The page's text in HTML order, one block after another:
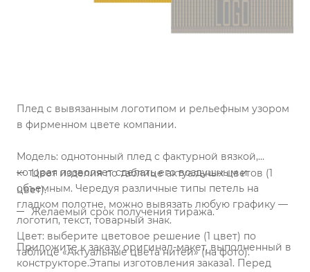
Плед с вывязанным логотипом и рельефным узором
в фирменном цвете компании.
Модель: однотонный плед с фактурной вязкой,
которая позволяет сделать его воздушным и
объемным. Чередуя различные типы петель на
гладком полотне, можно вывязать любую графику —
логотип, текст, товарный знак.
Цвет: выберите цветовое решение (1 цвет) по
таблице «Актуальные цвета нитей» (на фото).
Цвет изделия по таблице актуальных цветов (1
цвет).
Желаемый срок получения тиража.
Приложите к заказу оригинал-макет, выполненный в
конструкторе.Этапы изготовления заказа1. Перед